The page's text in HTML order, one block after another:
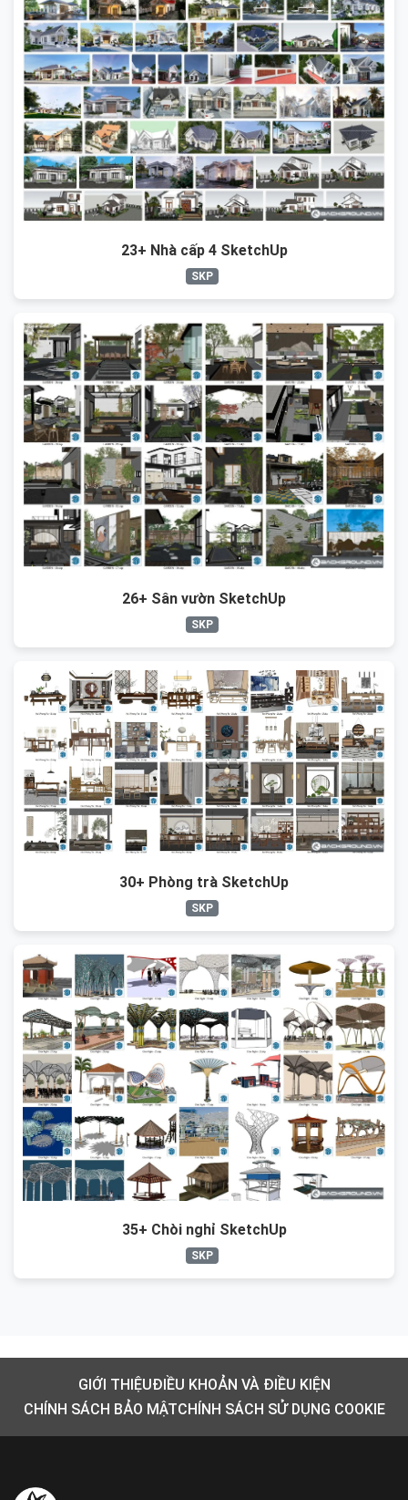
23+ Nhà cấp 4 SketchUp
SKP
26+ Sân vườn SketchUp
SKP
30+ Phòng trà SketchUp
SKP
35+ Chòi nghỉ SketchUp
SKP
GIỚI THIỆUĐIỀU KHOẢN VÀ ĐIỀU KIỆN
CHÍNH SÁCH BẢO MẬTCHÍNH SÁCH SỬ DỤNG COOKIE